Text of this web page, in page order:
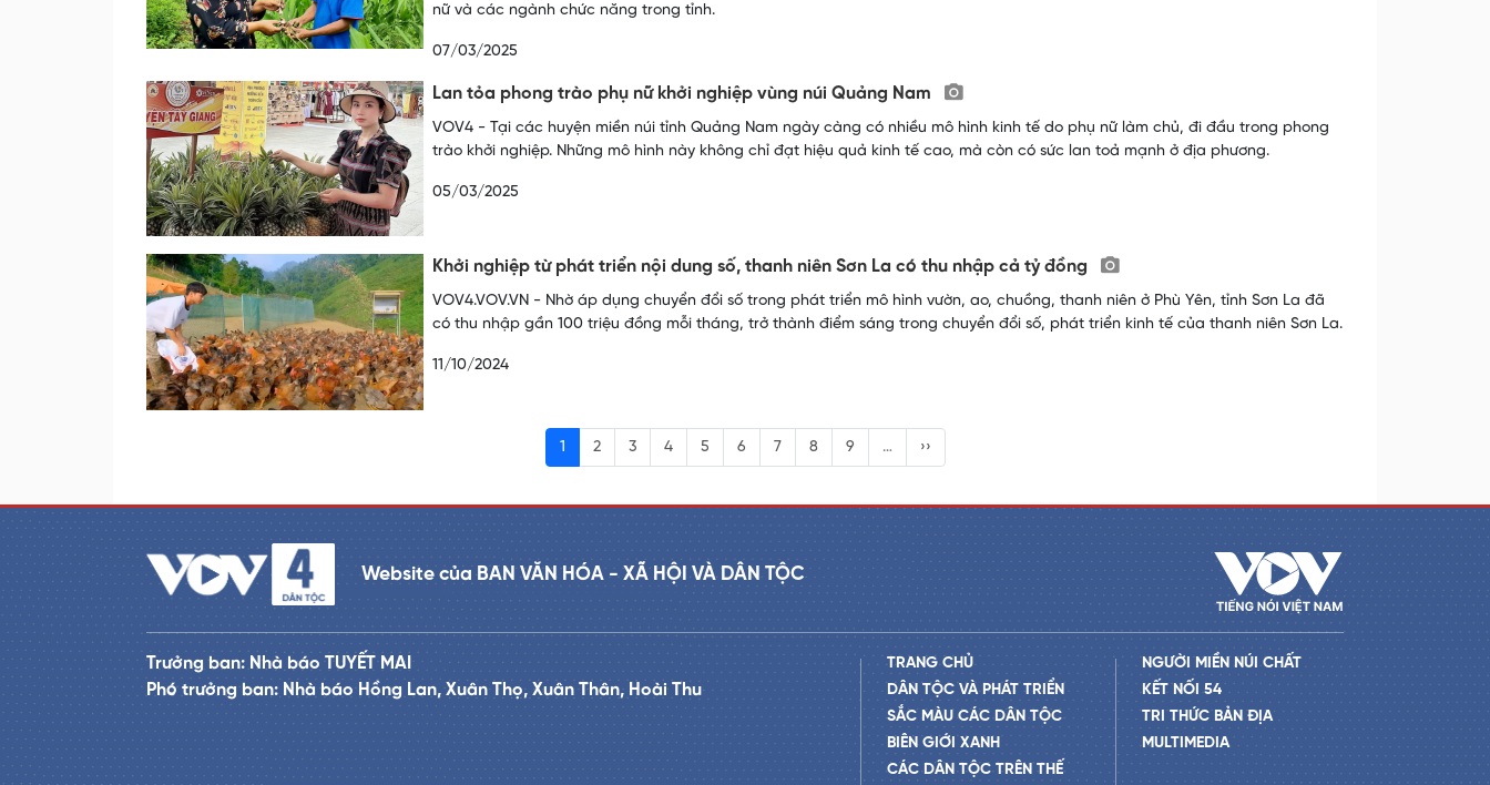
nữ và các ngành chức năng trong tỉnh.
07/03/2025
Lan tỏa phong trào phụ nữ khởi nghiệp vùng núi Quảng Nam
VOV4 - Tại các huyện miền núi tỉnh Quảng Nam ngày càng có nhiều mô hình kinh tế do phụ nữ làm chủ, đi đầu trong phong
trào khởi nghiệp. Những mô hình này không chỉ đạt hiệu quả kinh tế cao, mà còn có sức lan toả mạnh ở địa phương.
05/03/2025
Khởi nghiệp từ phát triển nội dung số, thanh niên Sơn La có thu nhập cả tỷ đồng
VOV4.VOV.VN - Nhờ áp dụng chuyển đổi số trong phát triển mô hình vườn, ao, chuồng, thanh niên ở Phù Yên, tỉnh Sơn La đã
có thu nhập gần 100 triệu đồng mỗi tháng, trở thành điểm sáng trong chuyển đổi số, phát triển kinh tế của thanh niên Sơn La.
11/10/2024
1 2 3 4 5 6 7 8 9 … ››
Website của BAN VĂN HÓA - XÃ HỘI VÀ DÂN TỘC
Trưởng ban: Nhà báo TUYẾT MAI
Phó trưởng ban: Nhà báo Hồng Lan, Xuân Thọ, Xuân Thân, Hoài Thu
TRANG CHỦ
DÂN TỘC VÀ PHÁT TRIỂN
SẮC MÀU CÁC DÂN TỘC
BIÊN GIỚI XANH
CÁC DÂN TỘC TRÊN THẾ
NGƯỜI MIỀN NÚI CHẤT
KẾT NỐI 54
TRI THỨC BẢN ĐỊA
MULTIMEDIA